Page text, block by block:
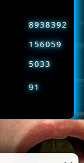
91
8938392
156059
5033